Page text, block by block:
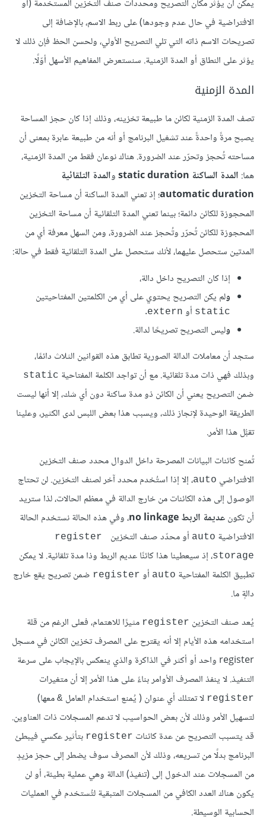
يمكن أن يؤثر مكان التصريح ومحددات صنف التخزين المستخدمة (أو
الافتراضية في حال عدم وجودها) على ربط الاسم، بالإضافة إلى
تصريحات الاسم ذاته التي تلي التصريح الأولي، ولحسن الحظ فإن ذلك لا
يؤثر على النطاق أو المدة الزمنية. سنستعرض المفاهيم الأسهل أوّلًا.
المدة الزمنية
تصف المدة الزمنية لكائن ما طبيعة تخزينه، وذلك إذا كان حجز المساحة
يصبح مرةً واحدةً عند تشغيل البرنامج أو أنه من طبيعة عابرة بمعنى أن
مساحته تُحجز وتحرّر عند الضرورة. هناك نوعان فقط من المدة الزمنية،
هما: المدة الساكنة static duration والمدة التلقائية
automatic duration؛ إذ تعني المدة الساكنة أن مساحة التخزين
المحجوزة للكائن دائمة؛ بينما تعني المدة التلقائية أن مساحة التخزين
المحجوزة للكائن تُحرّر وتُحجز عند الضرورة، ومن السهل معرفة أي من
المدتين ستحصل عليهما، لأنك ستحصل على المدة التلقائية فقط في حالة:
إذا كان التصريح داخل دالة،
ولم يكن التصريح يحتوي على أي من الكلمتين المفتاحيتين
static أو extern
.
وليس التصريح تصريحًا لدالة.
ستجد أن معاملات الدالة الصورية تطابق هذه القوانين الثلاث دائمًا،
وبذلك فهي ذات مدة تلقائية. مع أن تواجد الكلمة المفتاحية static
ضمن التصريح يعني أن الكائن ذو مدة ساكنة دون أي شك، إلا أنها ليست
الطريقة الوحيدة لإنجاز ذلك، ويسبب هذا بعض اللبس لدى الكثير، وعلينا
تقبُّل هذا الأمر.
تُمنح كائنات البيانات المصرحة داخل الدوال محدد صنف التخزين
الافتراضي auto، إلا إذا استُخدم محدد آخر لصنف التخزين. لن تحتاج
الوصول إلى هذه الكائنات من خارج الدالة في معظم الحالات، لذا ستريد
أن تكونعديمة الربط no linkage
، وفي هذه الحالة نستخدم الحالة
الافتراضية auto أو محدّد صنف التخزين
register
storage، إذ سيعطينا هذا كائنًا عديم الربط وذا مدة تلقائية. لا يمكن
تطبيق الكلمة المفتاحية auto أو register ضمن تصريح يقع خارج
دالةٍ ما.
يُعد صنف التخزين register مثيرًا للاهتمام، فعلى الرغم من قلة
استخدامه هذه الأيام إلا أنه يقترح على المصرف تخزين الكائن في مسجل
register واحد أو أكثر في الذاكرة والذي ينعكس بالإيجاب على سرعة
التنفيذ. لا ينفذ المصرف الأوامر بناءً على هذا الأمر إلا أن متغيرات
register لا تمتلك أي عنوان ( يُمنع استخدام العامل & معها)
لتسهيل الأمر وذلك لأن بعض الحواسيب لا تدعم المسجلات ذات العناوين.
قد يتسبب التصريح عن عدة كائنات register بتأثير عكسي فيبطئ
البرنامج بدلًا من تسريعه، وذلك لأن المصرف سوف يضطر إلى حجز مزيدٍ
من المسجلات عند الدخول إلى (تنفيذ) الدالة وهي عملية بطيئة، أو لن
يكون هناك العدد الكافي من المسجلات المتبقية لتُستخدم في العمليات
الحسابية الوسيطة.